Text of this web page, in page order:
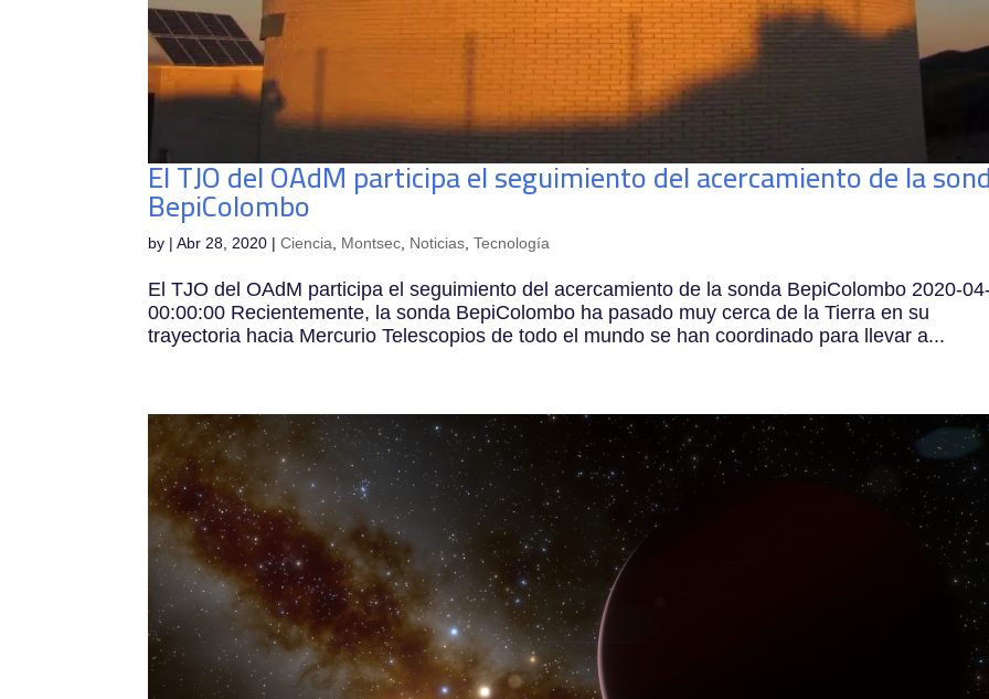
El TJO del OAdM participa el seguimiento del acercamiento de la
BepiColombo
by |Abr 28, 2020 |Ciencia Montsec Noticias ,Tecnología
El TJO del OAdM participa el seguimiento del acercamiento de la sonda BepiColombo 2020-
00:00:00 Recientemente, la sonda BepiColombo ha pasado muy cerca de la Tierra en su
trayectoria hacia Mercurio Telescopios de todo el mundo se han coordinado para llevar a...